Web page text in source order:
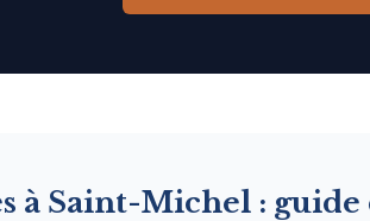
à Saint-Michel : guide